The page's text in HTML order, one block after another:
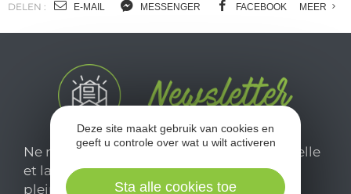
DELEN : E-MAIL MESSENGER FACEBOOK MEER
Ne manquez pas notre newsletter mensuelle
et laissez-vous inspirer pour profiter
pleinement de votre séjour en Aveyron.
Deze site maakt gebruik van cookies en
geeft u controle over wat u wilt activeren
Sta alle cookies toe